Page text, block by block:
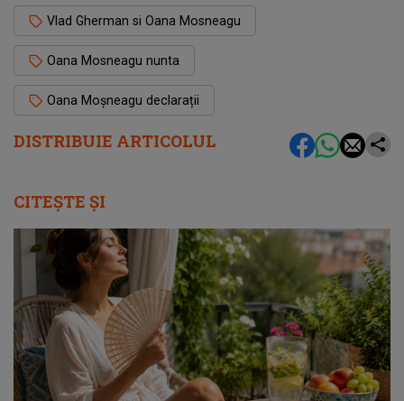
DISTRIBUIE ARTICOLUL
Vlad Gherman si Oana Mosneagu
Oana Mosneagu nunta
Oana Moșneagu declarații
CITEȘTE ȘI